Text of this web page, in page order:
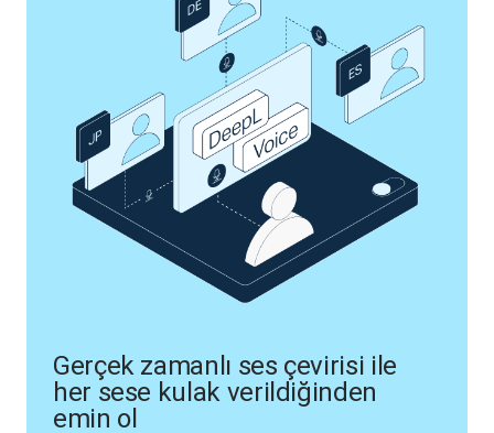
Gerçek zamanlı ses çevirisi ile
her sese kulak verildiğinden
emin ol